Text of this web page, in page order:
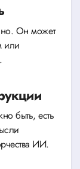
Он может
или
быть, есть
ИИ.